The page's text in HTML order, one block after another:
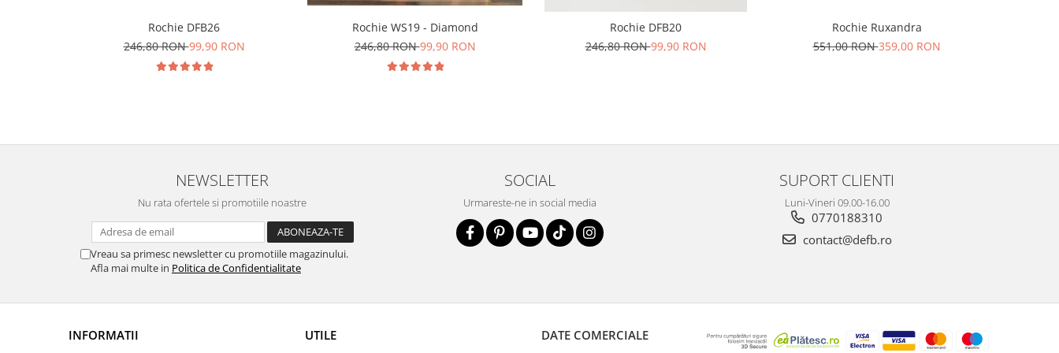
Rochie DFB26
246,80 RON99,90 RON
Rochie WS19 - Diamond
246,80 RON99,90 RON
Rochie DFB20
246,80 RON99,90 RON
Rochie Ruxandra
551,00 RON359,00 RON
NEWSLETTER
Nu rata ofertele si promotiile noastre
Vreau sa primesc newsletter cu promotiile magazinului.
Afla mai multe in Politica de Confidentialitate
SOCIAL
Urmareste-ne in social media
SUPORT CLIENTI
Luni-Vineri 09.00-16.00
0770188310
contact@defb.ro
INFORMATII UTILE DATE COMERCIALE